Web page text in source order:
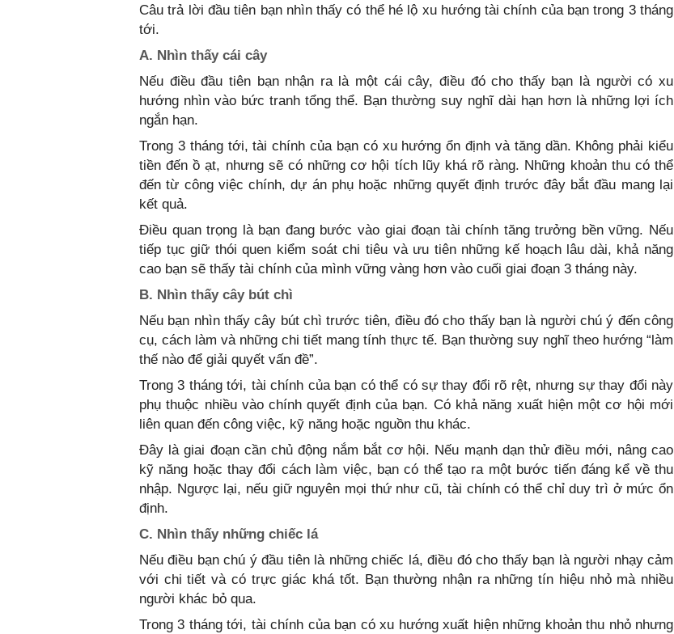
Câu trả lời đầu tiên bạn nhìn thấy có thể hé lộ xu hướng tài chính của bạn trong 3 tháng
tới.
A. Nhìn thấy cái cây
Nếu điều đầu tiên bạn nhận ra là một cái cây, điều đó cho thấy bạn là người có xu
hướng nhìn vào bức tranh tổng thể. Bạn thường suy nghĩ dài hạn hơn là những lợi ích
ngắn hạn.
Trong 3 tháng tới, tài chính của bạn có xu hướng ổn định và tăng dần. Không phải kiểu
tiền đến ồ ạt, nhưng sẽ có những cơ hội tích lũy khá rõ ràng. Những khoản thu có thể
đến từ công việc chính, dự án phụ hoặc những quyết định trước đây bắt đầu mang lại
kết quả.
Điều quan trọng là bạn đang bước vào giai đoạn tài chính tăng trưởng bền vững. Nếu
tiếp tục giữ thói quen kiểm soát chi tiêu và ưu tiên những kế hoạch lâu dài, khả năng
cao bạn sẽ thấy tài chính của mình vững vàng hơn vào cuối giai đoạn 3 tháng này.
B. Nhìn thấy cây bút chì
Nếu bạn nhìn thấy cây bút chì trước tiên, điều đó cho thấy bạn là người chú ý đến công
cụ, cách làm và những chi tiết mang tính thực tế. Bạn thường suy nghĩ theo hướng “làm
thế nào để giải quyết vấn đề”.
Trong 3 tháng tới, tài chính của bạn có thể có sự thay đổi rõ rệt, nhưng sự thay đổi này
phụ thuộc nhiều vào chính quyết định của bạn. Có khả năng xuất hiện một cơ hội mới
liên quan đến công việc, kỹ năng hoặc nguồn thu khác.
Đây là giai đoạn cần chủ động nắm bắt cơ hội. Nếu mạnh dạn thử điều mới, nâng cao
kỹ năng hoặc thay đổi cách làm việc, bạn có thể tạo ra một bước tiến đáng kể về thu
nhập. Ngược lại, nếu giữ nguyên mọi thứ như cũ, tài chính có thể chỉ duy trì ở mức ổn
định.
C. Nhìn thấy những chiếc lá
Nếu điều bạn chú ý đầu tiên là những chiếc lá, điều đó cho thấy bạn là người nhạy cảm
với chi tiết và có trực giác khá tốt. Bạn thường nhận ra những tín hiệu nhỏ mà nhiều
người khác bỏ qua.
Trong 3 tháng tới, tài chính của bạn có xu hướng xuất hiện những khoản thu nhỏ nhưng